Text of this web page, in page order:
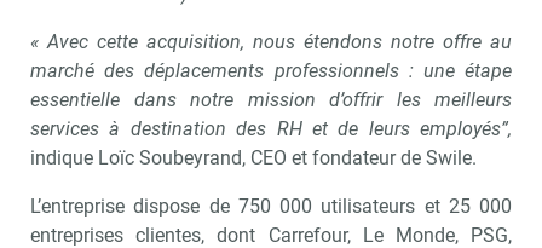
« Avec cette acquisition, nous étendons notre offre au
marché des déplacements professionnels : une étape
essentielle dans notre mission d’offrir les meilleurs
services à destination des RH et de leurs employés”,
indique Loïc Soubeyrand, CEO et fondateur de Swile.
L’entreprise dispose de 750 000 utilisateurs et 25 000
entreprises clientes, dont Carrefour, Le Monde, PSG,